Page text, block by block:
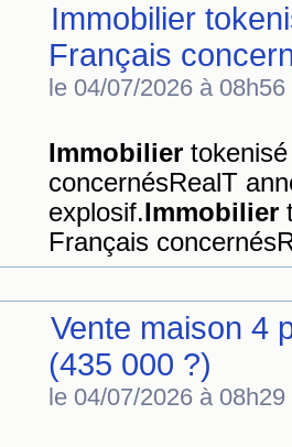
Immobilier
Français
le 04/07/2026 à 08h56
Immobilier
concernésRealT
explosif.Immobilier
Français
Vente maison 4
(435 000 ?)
le 04/07/2026 à 08h29